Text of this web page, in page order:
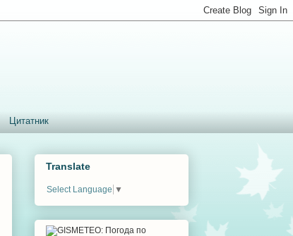
Цитатник
Translate
Select Language ▼